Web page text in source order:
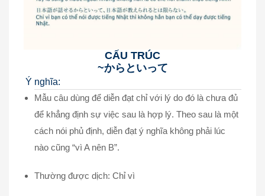
CẤU TRÚC
~からといって
Ý nghĩa:
Mẫu câu dùng để diễn đạt chỉ với lý do đó là chưa đủ
để khẳng định sự việc sau là hợp lý. Theo sau là một
cách nói phủ định, diễn đạt ý nghĩa không phải lúc
nào cũng “vì A nên B”.
Thường được dịch: Chỉ vì